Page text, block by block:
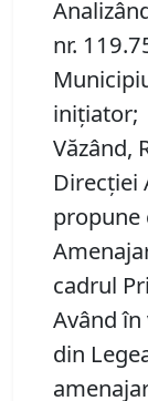
nr.
inițiator;
Văzând,
Direcţiei
propune
cadrul
Având
din